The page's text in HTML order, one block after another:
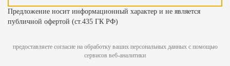
Предложение носит информационный характер и не является
публичной офертой (ст.435 ГК РФ)
предоставляете согласие на обработку ваших персональных данных с помощью
сервисов веб-аналитики